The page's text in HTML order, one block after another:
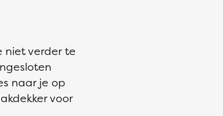
niet verder te
naar je op
voor